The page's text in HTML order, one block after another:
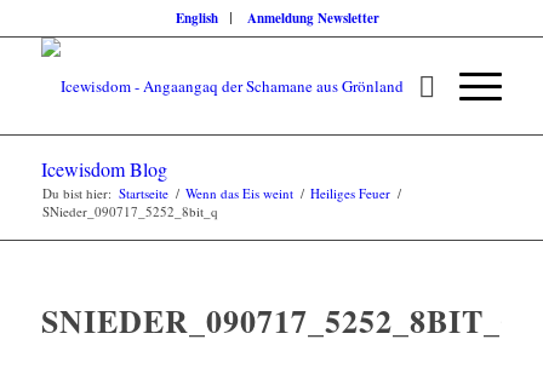
English Anmeldung Newsletter
Icewisdom Blog
Du bist hier: Startseite / Wenn das Eis weint / Heiliges Feuer /
SNieder_090717_5252_8bit_q
SNIEDER_090717_5252_8BIT_Q